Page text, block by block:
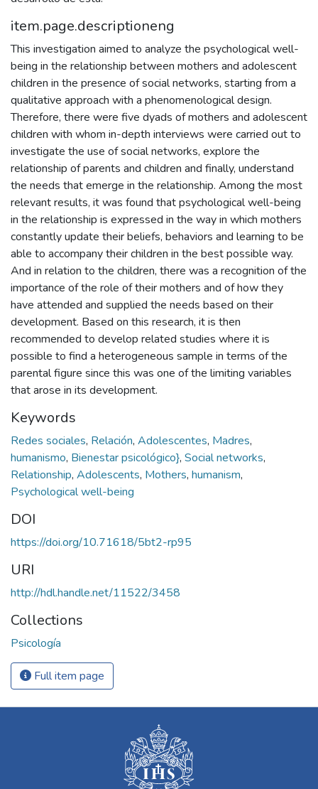
item.page.descriptioneng
This investigation aimed to analyze the psychological well-
being in the relationship between mothers and adolescent
children in the presence of social networks, starting from a
qualitative approach with a phenomenological design.
Therefore, there were five dyads of mothers and adolescent
children with whom in-depth interviews were carried out to
investigate the use of social networks, explore the
relationship of parents and children and finally, understand
the needs that emerge in the relationship. Among the most
relevant results, it was found that psychological well-being
in the relationship is expressed in the way in which mothers
constantly update their beliefs, behaviors and learning to be
able to accompany their children in the best possible way.
And in relation to the children, there was a recognition of the
importance of the role of their mothers and of how they
have attended and supplied the needs based on their
development. Based on this research, it is then
recommended to develop related studies where it is
possible to find a heterogeneous sample in terms of the
parental figure since this was one of the limiting variables
that arose in its development.
Keywords
Redes sociales, Relación, Adolescentes, Madres,
humanismo, Bienestar psicológico}, Social networks,
Relationship, Adolescents, Mothers, humanism,
Psychological well-being
DOI
https://doi.org/10.71618/5bt2-rp95
URI
http://hdl.handle.net/11522/3458
Collections
Psicología
Full item page